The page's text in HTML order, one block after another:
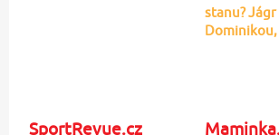
stanu? Jágr
Dominikou,
SportRevue.cz